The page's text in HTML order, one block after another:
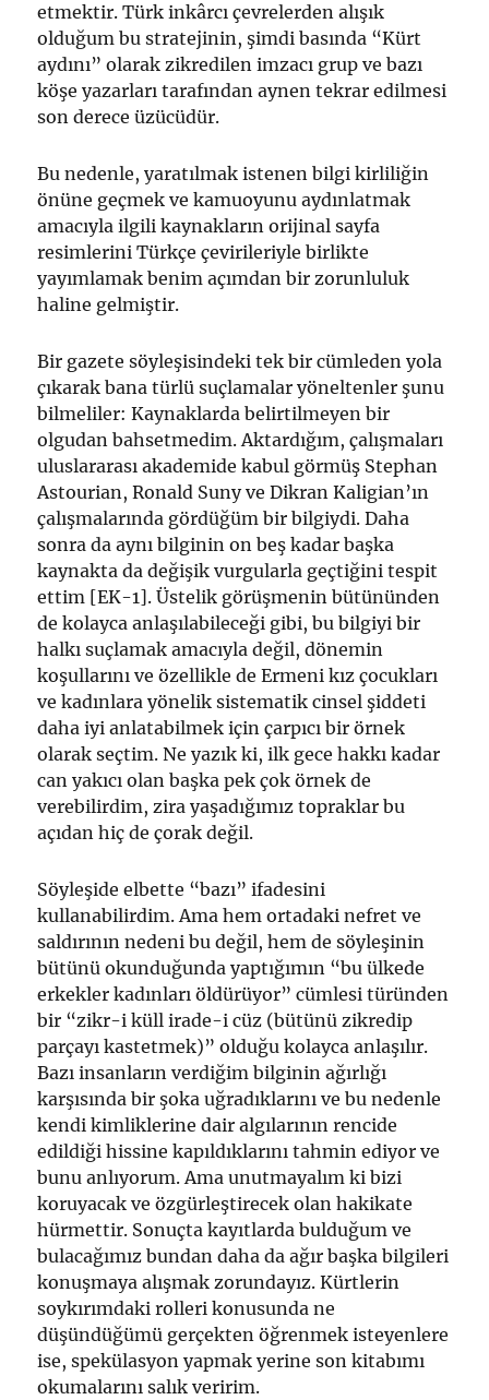
etmektir. Türk inkârcı çevrelerden alışık
olduğum bu stratejinin, şimdi basında “Kürt
aydını” olarak zikredilen imzacı grup ve bazı
köşe yazarları tarafından aynen tekrar edilmesi
son derece üzücüdür.
Bu nedenle, yaratılmak istenen bilgi kirliliğin
önüne geçmek ve kamuoyunu aydınlatmak
amacıyla ilgili kaynakların orijinal sayfa
resimlerini Türkçe çevirileriyle birlikte
yayımlamak benim açımdan bir zorunluluk
haline gelmiştir.
Bir gazete söyleşisindeki tek bir cümleden yola
çıkarak bana türlü suçlamalar yöneltenler şunu
bilmeliler: Kaynaklarda belirtilmeyen bir
olgudan bahsetmedim. Aktardığım, çalışmaları
uluslararası akademide kabul görmüş Stephan
Astourian, Ronald Suny ve Dikran Kaligian’ın
çalışmalarında gördüğüm bir bilgiydi. Daha
sonra da aynı bilginin on beş kadar başka
kaynakta da değişik vurgularla geçtiğini tespit
ettim [EK-1]. Üstelik görüşmenin bütününden
de kolayca anlaşılabileceği gibi, bu bilgiyi bir
halkı suçlamak amacıyla değil, dönemin
koşullarını ve özellikle de Ermeni kız çocukları
ve kadınlara yönelik sistematik cinsel şiddeti
daha iyi anlatabilmek için çarpıcı bir örnek
olarak seçtim. Ne yazık ki, ilk gece hakkı kadar
can yakıcı olan başka pek çok örnek de
verebilirdim, zira yaşadığımız topraklar bu
açıdan hiç de çorak değil.
Söyleşide elbette “bazı” ifadesini
kullanabilirdim. Ama hem ortadaki nefret ve
saldırının nedeni bu değil, hem de söyleşinin
bütünü okunduğunda yaptığımın “bu ülkede
erkekler kadınları öldürüyor” cümlesi türünden
bir “zikr-i küll irade-i cüz (bütünü zikredip
parçayı kastetmek)” olduğu kolayca anlaşılır.
Bazı insanların verdiğim bilginin ağırlığı
karşısında bir şoka uğradıklarını ve bu nedenle
kendi kimliklerine dair algılarının rencide
edildiği hissine kapıldıklarını tahmin ediyor ve
bunu anlıyorum. Ama unutmayalım ki bizi
koruyacak ve özgürleştirecek olan hakikate
hürmettir. Sonuçta kayıtlarda bulduğum ve
bulacağımız bundan daha da ağır başka bilgileri
konuşmaya alışmak zorundayız. Kürtlerin
soykırımdaki rolleri konusunda ne
düşündüğümü gerçekten öğrenmek isteyenlere
ise, spekülasyon yapmak yerine son kitabımı
okumalarını salık veririm.